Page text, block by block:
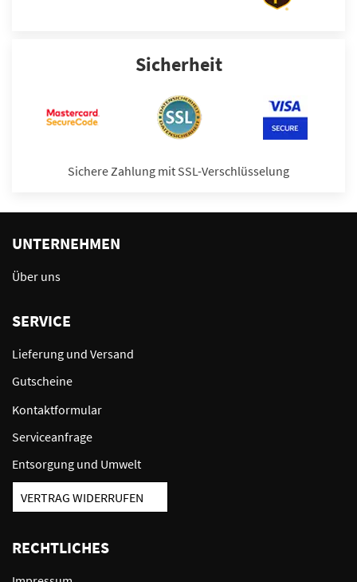
Sicherheit
Sichere Zahlung mit SSL-Verschlüsselung
UNTERNEHMEN
Über uns
SERVICE
Lieferung und Versand
Gutscheine
Kontaktformular
Serviceanfrage
Entsorgung und Umwelt
VERTRAG WIDERRUFEN
RECHTLICHES